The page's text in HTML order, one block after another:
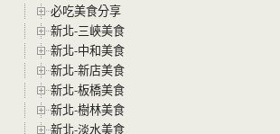
必吃美食分享
新北-三峽美食
新北-中和美食
新北-新店美食
新北-板橋美食
新北-樹林美食
新北-淡水美食